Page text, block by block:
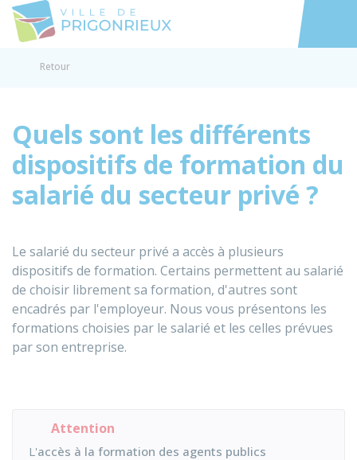
Accéder
Retour
Quels sont les différents
dispositifs de formation du
salarié du secteur privé ?
Le salarié du secteur privé a accès à plusieurs
dispositifs de formation. Certains permettent au salarié
de choisir librement sa formation, d'autres sont
encadrés par l'employeur. Nous vous présentons les
formations choisies par le salarié et les celles prévues
par son entreprise.
Attention
L'accès à la formation des agents publics